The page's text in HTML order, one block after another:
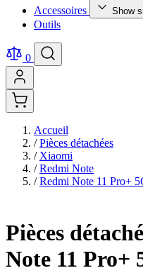
Accessoires Show
Outils
0
Accueil
/ Pièces détachées
/ Xiaomi
/ Redmi Note
/ Redmi Note 11 Pro+
Pièces
Note 11 Pro+